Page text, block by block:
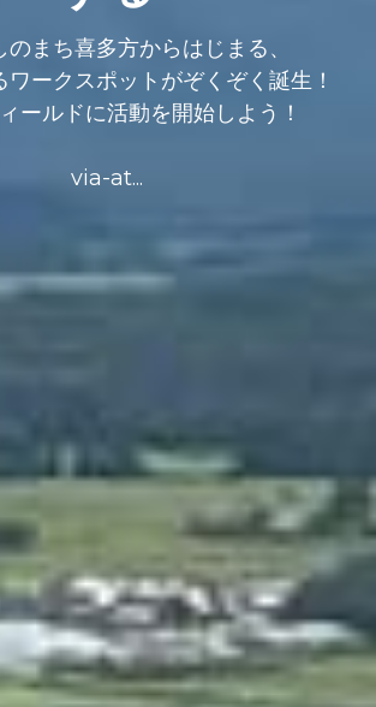
のまち喜多方からはじまる、
ークスポットがぞくぞく誕生！
ールドに活動を開始しよう！
via-at...